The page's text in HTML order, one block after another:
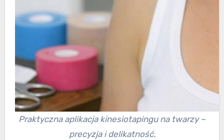
Praktyczna aplikacja kinesiotapingu na twarzy –
precyzja i delikatność.